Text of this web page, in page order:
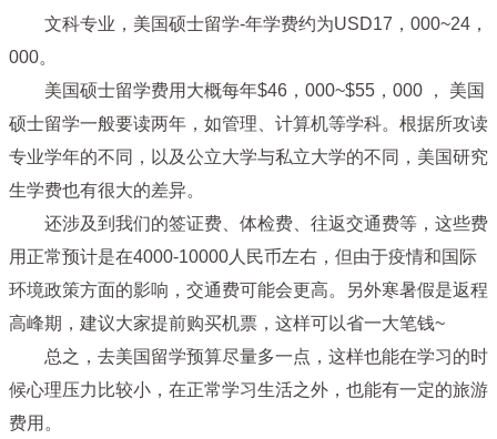
文科专业，美国硕士留学-年学费约为USD17，000~24，
000。
美国硕士留学费用大概每年$46，000~$55，000 ， 美国
硕士留学一般要读两年，如管理、计算机等学科。根据所攻读
专业学年的不同，以及公立大学与私立大学的不同，美国研究
生学费也有很大的差异。
还涉及到我们的签证费、体检费、往返交通费等，这些费
用正常预计是在4000-10000人民币左右，但由于疫情和国际
环境政策方面的影响，交通费可能会更高。另外寒暑假是返程
高峰期，建议大家提前购买机票，这样可以省一大笔钱~
总之，去美国留学预算尽量多一点，这样也能在学习的时
候心理压力比较小，在正常学习生活之外，也能有一定的旅游
费用。